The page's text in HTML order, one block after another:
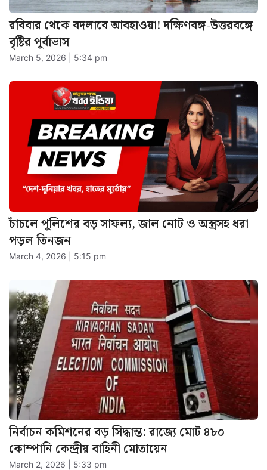
রবিবার থেকে বদলাবে আবহাওয়া! দক্ষিণবঙ্গ-উত্তরবঙ্গে
বৃষ্টির পূর্বাভাস
March 5, 2026 | 5:34 pm
চাঁচলে পুলিশের বড় সাফল্য, জাল নোট ও অস্ত্রসহ ধরা
পড়ল তিনজন
March 4, 2026 | 5:15 pm
নির্বাচন কমিশনের বড় সিদ্ধান্ত: রাজ্যে মোট ৪৮০
কোম্পানি কেন্দ্রীয় বাহিনী মোতায়েন
March 2, 2026 | 5:33 pm